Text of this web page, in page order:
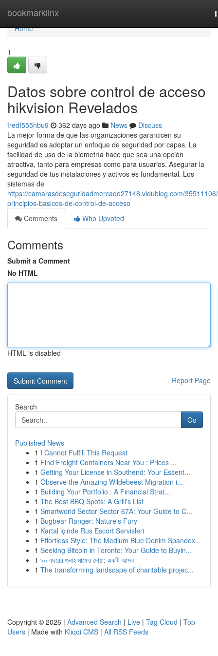
bookmarklinx
Home
Home
1
Datos sobre control de acceso
hikvision Revelados
fredf555hbu9 362 days ago News
Discuss
La mejor forma de que las organizaciones garanticen su
seguridad es adoptar un enfoque de seguridad por capas. La
facilidad de uso de la biometría hace que sea una opción
atractiva, tanto para empresas como para usuarios. Asegurar la
seguridad de tus instalaciones y activos es fundamental. Los
sistemas de
https://camarasdeseguridadmercado27148.vidublog.com/
principios-básicos-de-control-de-acceso
Comments
Who Upvoted
Comments
Submit a Comment
No HTML
HTML is disabled
Report Page
Search
Go
Published News
1 I Cannot Fulfill This Request
1 Find Freight Containers Near You : Prices ...
1 Getting Your License in Southend: Your Essent...
1 Observe the Amazing Wildebeest Migration i...
1 Building Your Portfolio : A Financial Strat...
1 The Best BBQ Spots: A Grill's List
1 Smartworld Sector Sector 67A: Your Guide to C...
1 Bugbear Ranger: Nature's Fury
1 Kartal içinde Rus Escort Servisleri
1 Effortless Style: The Medium Blue Denim Spandex...
1 Seeking Bitcoin in Toronto: Your Guide to Buyin...
1 ৯০ বছরের গুনাহ মাফের দোয়া: একটি আমল
1 The transforming landscape of charitable projec...
Copyright © 2026 | Advanced Search | Live | Tag Cloud | Top
Users | Made with Kliqqi CMS | All RSS Feeds